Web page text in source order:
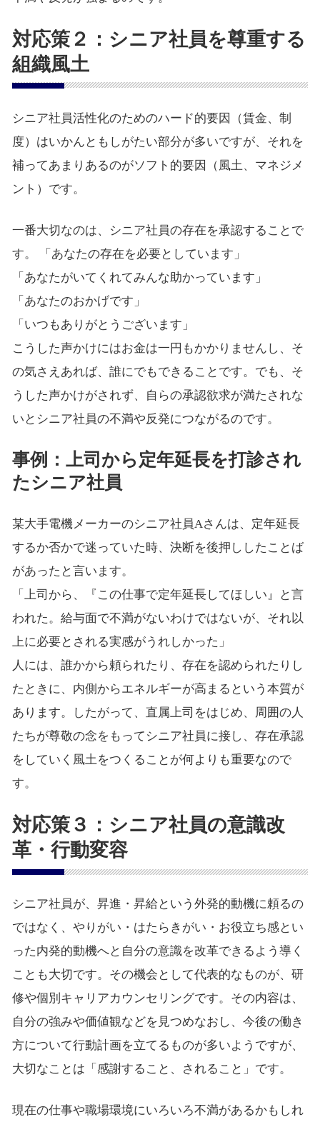
対応策２：シニア社員を尊重する
組織風土
シニア社員活性化のためのハード的要因（賃金、制
度）はいかんともしがたい部分が多いですが、それを
補ってあまりあるのがソフト的要因（風土、マネジメ
ント）です。
一番大切なのは、シニア社員の存在を承認することで
す。 「あなたの存在を必要としています」
「あなたがいてくれてみんな助かっています」
「あなたのおかげです」
「いつもありがとうございます」
こうした声かけにはお金は一円もかかりませんし、そ
の気さえあれば、誰にでもできることです。でも、そ
うした声かけがされず、自らの承認欲求が満たされな
いとシニア社員の不満や反発につながるのです。
事例：上司から定年延長を打診され
たシニア社員
某大手電機メーカーのシニア社員Aさんは、定年延長
するか否かで迷っていた時、決断を後押ししたことば
があったと言います。
「上司から、『この仕事で定年延長してほしい』と言
われた。給与面で不満がないわけではないが、それ以
上に必要とされる実感がうれしかった」
人には、誰かから頼られたり、存在を認められたりし
たときに、内側からエネルギーが高まるという本質が
あります。したがって、直属上司をはじめ、周囲の人
たちが尊敬の念をもってシニア社員に接し、存在承認
をしていく風土をつくることが何よりも重要なので
す。
対応策３：シニア社員の意識改
革・行動変容
シニア社員が、昇進・昇給という外発的動機に頼るの
ではなく、やりがい・はたらきがい・お役立ち感とい
った内発的動機へと自分の意識を改革できるよう導く
ことも大切です。その機会として代表的なものが、研
修や個別キャリアカウンセリングです。その内容は、
自分の強みや価値観などを見つめなおし、今後の働き
方について行動計画を立てるものが多いようですが、
大切なことは「感謝すること、されること」です。
現在の仕事や職場環境にいろいろ不満があるかもしれ